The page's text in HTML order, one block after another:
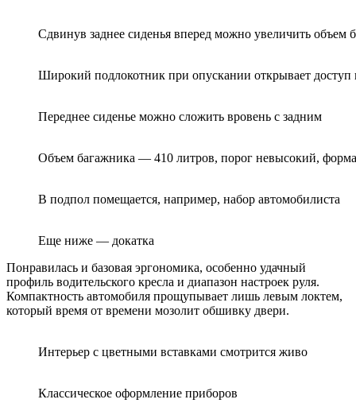
Сдвинув заднее сиденья вперед можно увеличить объем
Широкий подлокотник при опускании открывает доступ
Переднее сиденье можно сложить вровень с задним
Объем багажника — 410 литров, порог невысокий, форма
В подпол помещается, например, набор автомобилиста
Еще ниже — докатка
Понравилась и базовая эргономика, особенно удачный
профиль водительского кресла и диапазон настроек руля.
Компактность автомобиля прощупывает лишь левым локтем,
который время от времени мозолит обшивку двери.
Интерьер с цветными вставками смотрится живо
Классическое оформление приборов